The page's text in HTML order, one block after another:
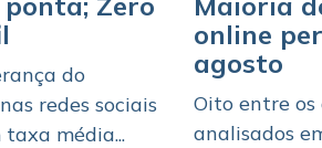
do
redes sociais
taxa média...
online
agosto
Oito entre os
analisados